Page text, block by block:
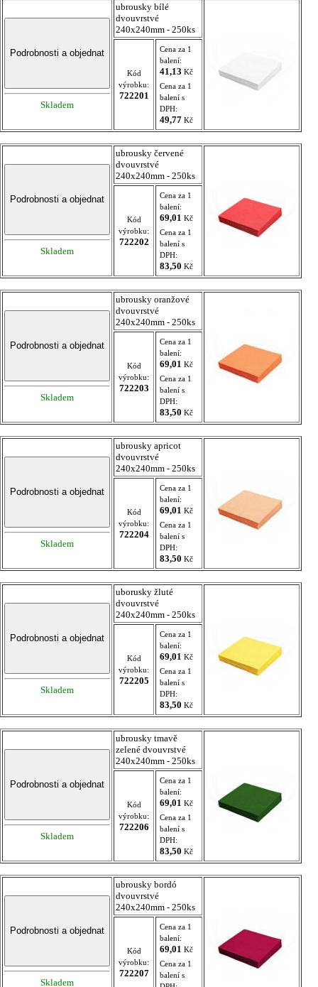
Skladem
ubrousky bílé
dvouvrstvé
240x240mm - 250ks
Kód
výrobku:
722201
Cena za 1
balení:
41,13 Kč
Cena za 1
balení s
DPH:
49,77 Kč
Skladem
ubrousky červené
dvouvrstvé
240x240mm - 250ks
Kód
výrobku:
722202
Cena za 1
balení:
69,01 Kč
Cena za 1
balení s
DPH:
83,50 Kč
Skladem
ubrousky oranžové
dvouvrstvé
240x240mm - 250ks
Kód
výrobku:
722203
Cena za 1
balení:
69,01 Kč
Cena za 1
balení s
DPH:
83,50 Kč
Skladem
ubrousky apricot
dvouvrstvé
240x240mm - 250ks
Kód
výrobku:
722204
Cena za 1
balení:
69,01 Kč
Cena za 1
balení s
DPH:
83,50 Kč
Skladem
uborusky žluté
dvouvrstvé
240x240mm - 250ks
Kód
výrobku:
722205
Cena za 1
balení:
69,01 Kč
Cena za 1
balení s
DPH:
83,50 Kč
Skladem
ubrousky tmavě
zelené dvouvrstvé
240x240mm - 250ks
Kód
výrobku:
722206
Cena za 1
balení:
69,01 Kč
Cena za 1
balení s
DPH:
83,50 Kč
Skladem
ubrousky bordó
dvouvrstvé
240x240mm - 250ks
Kód
výrobku:
722207
Cena za 1
balení:
69,01 Kč
Cena za 1
balení s